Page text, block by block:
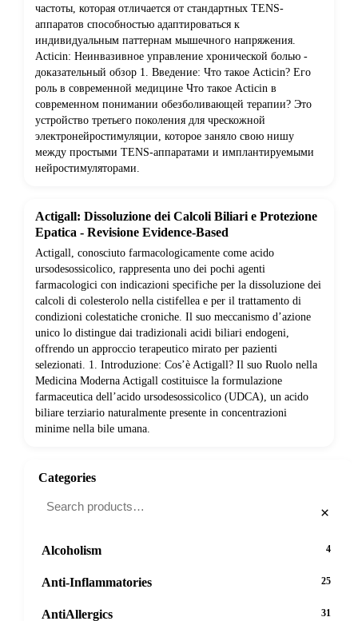
частоты, которая отличается от стандартных TENS-
аппаратов способностью адаптироваться к
индивидуальным паттернам мышечного напряжения.
Acticin: Неинвазивное управление хронической болью -
доказательный обзор 1. Введение: Что такое Acticin? Его
роль в современной медицине Что такое Acticin в
современном понимании обезболивающей терапии? Это
устройство третьего поколения для чрескожной
электронейростимуляции, которое заняло свою нишу
между простыми TENS-аппаратами и имплантируемыми
нейростимуляторами.
Actigall: Dissoluzione dei Calcoli Biliari e Protezione
Epatica - Revisione Evidence-Based
Actigall, conosciuto farmacologicamente come acido
ursodesossicolico, rappresenta uno dei pochi agenti
farmacologici con indicazioni specifiche per la dissoluzione dei
calcoli di colesterolo nella cistifellea e per il trattamento di
condizioni colestatiche croniche. Il suo meccanismo d’azione
unico lo distingue dai tradizionali acidi biliari endogeni,
offrendo un approccio terapeutico mirato per pazienti
selezionati. 1. Introduzione: Cos’è Actigall? Il suo Ruolo nella
Medicina Moderna Actigall costituisce la formulazione
farmaceutica dell’acido ursodesossicolico (UDCA), un acido
biliare terziario naturalmente presente in concentrazioni
minime nella bile umana.
Categories
×
Alcoholism 4
Anti-Inflammatories 25
AntiAllergics 31